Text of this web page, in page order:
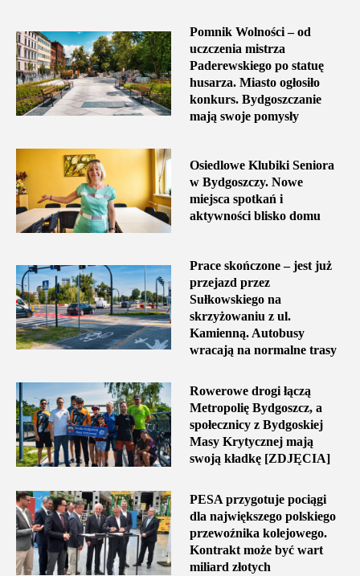
Pomnik Wolności – od
uczczenia mistrza
Paderewskiego po statuę
husarza. Miasto ogłosiło
konkurs. Bydgoszczanie
mają swoje pomysły
Osiedlowe Klubiki Seniora
w Bydgoszczy. Nowe
miejsca spotkań i
aktywności blisko domu
Prace skończone – jest już
przejazd przez
Sułkowskiego na
skrzyżowaniu z ul.
Kamienną. Autobusy
wracają na normalne trasy
Rowerowe drogi łączą
Metropolię Bydgoszcz, a
społecznicy z Bydgoskiej
Masy Krytycznej mają
swoją kładkę [ZDJĘCIA]
PESA przygotuje pociągi
dla największego polskiego
przewoźnika kolejowego.
Kontrakt może być wart
miliard złotych